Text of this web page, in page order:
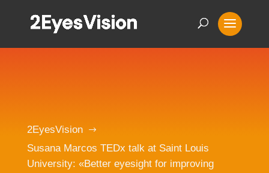
2EyesVision $
Susana Marcos TEDx talk at Saint Louis
University: «Better eyesight for improving